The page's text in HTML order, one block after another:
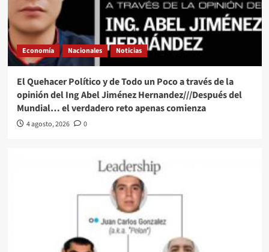
Economía Nacionales Noticias
El Quehacer Político y de Todo un Poco a través de la
opinión del Ing Abel Jiménez Hernandez///Después del
Mundial… el verdadero reto apenas comienza
4 agosto, 2026 0